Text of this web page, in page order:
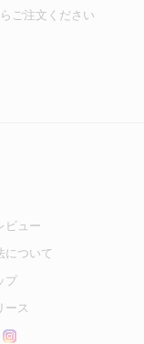
ご注文ください
ビュー
について
プ
ース